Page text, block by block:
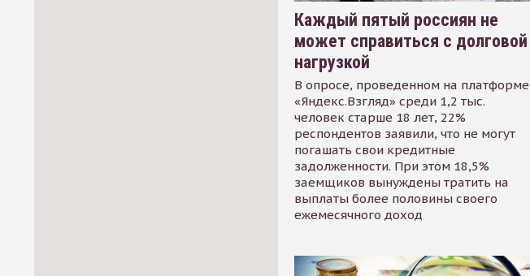
Каждый пятый россиян не
может справиться с долговой
нагрузкой
В опросе, проведенном на платформе
«Яндекс.Взгляд» среди 1,2 тыс.
человек старше 18 лет, 22%
респондентов заявили, что не могут
погашать свои кредитные
задолженности. При этом 18,5%
заемщиков вынуждены тратить на
выплаты более половины своего
ежемесячного доход